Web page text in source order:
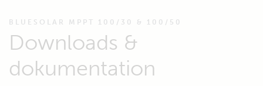
BLUESOLAR MPPT 100/30 & 100/50
Downloads &
dokumentation